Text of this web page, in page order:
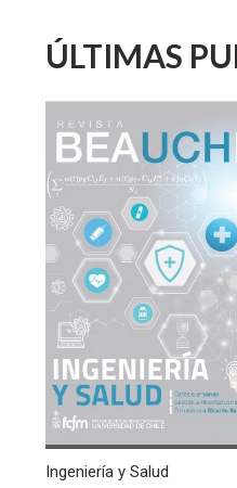
ÚLTIMAS
Ingeniería y Salud